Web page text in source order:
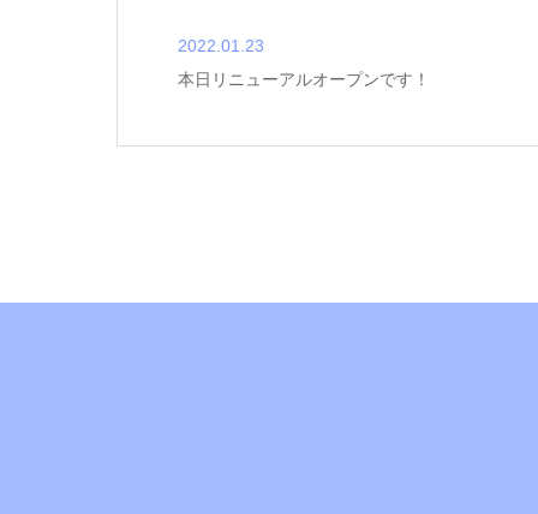
2022.01.23
本日リニューアルオープンです！